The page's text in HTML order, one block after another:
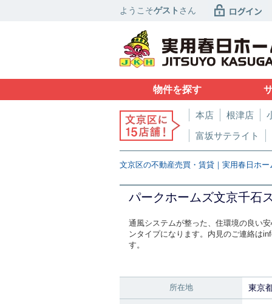
ようこそゲスト さん
物件を探す
本店 根津店
富坂サテライト
文京区の不動産売買・賃貸｜実用春日ホー
パークホームズ文京千石
通風システムが整った、住環境の良い
ンタイプになります。内見のご連絡は
す。
所在地 東京